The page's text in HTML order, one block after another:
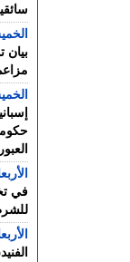
الخميس 06
الخميس 06
الأربعاء 05
في
الأربعاء 05